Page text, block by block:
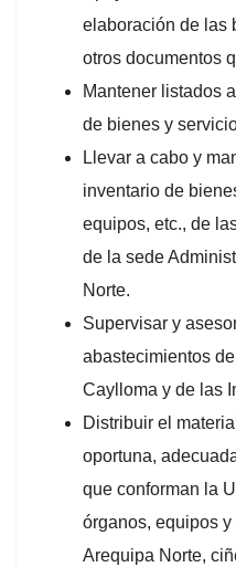
elaboración de las
otros documentos
Mantener listados
de bienes y
Llevar a cabo y
inventario de
equipos, etc., de
de la sede
Norte.
Supervisar y
abastecimientos
Caylloma y de las
Distribuir el
oportuna,
que conforman la
órganos, equipos
Arequipa Norte,